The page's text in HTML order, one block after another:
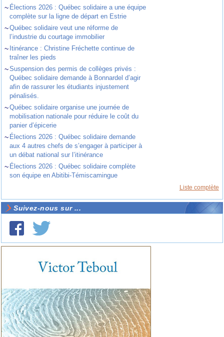
~ Élections 2026 : Québec solidaire a une équipe
complète sur la ligne de départ en Estrie
~Québec solidaire veut une réforme de
l’industrie du courtage immobilier
~ Itinérance : Christine Fréchette continue de
traîner les pieds
~Suspension des permis de collèges privés :
Québec solidaire demande à Bonnardel d’agir
afin de rassurer les étudiants injustement
pénalisés.
~Québec solidaire organise une journée de
mobilisation nationale pour réduire le coût du
panier d’épicerie
~ Élections 2026 : Québec solidaire demande
aux 4 autres chefs de s’engager à participer à
un débat national sur l’itinérance
~ Élections 2026 : Québec solidaire complète
son équipe en Abitibi-Témiscamingue
Liste complète
Suivez-nous sur ...